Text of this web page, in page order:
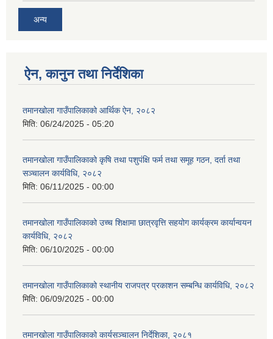
अन्य
ऐन, कानुन तथा निर्देशिका
तमानखोला गाउँपालिकाको आर्थिक ऐन, २०८२
मिति: 06/24/2025 - 05:20
तमानखोला गाउँपालिकाको कृषि तथा पशुपंक्षि फर्म तथा समूह गठन, दर्ता तथा
सञ्चालन कार्यविधि, २०८२
मिति: 06/11/2025 - 00:00
तमानखोला गाउँपालिकाको उच्च शिक्षामा छात्रवृत्ति सहयोग कार्यक्रम कार्यान्वयन
कार्यविधि, २०८२
मिति: 06/10/2025 - 00:00
तमानखोला गाउँपालिकाको स्थानीय राजपत्र प्रकाशन सम्बन्धि कार्यविधि, २०८२
मिति: 06/09/2025 - 00:00
तमानखोला गाउँपालिकाको कार्यसञ्चालन निर्देशिका, २०८१